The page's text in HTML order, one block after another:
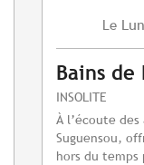
Le
Bains de
INSOLITE
À l’écoute
Suguensou,
hors du